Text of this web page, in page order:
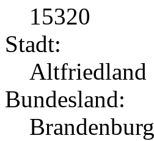
15320
Stadt:
Altfriedland
Bundesland:
Brandenburg